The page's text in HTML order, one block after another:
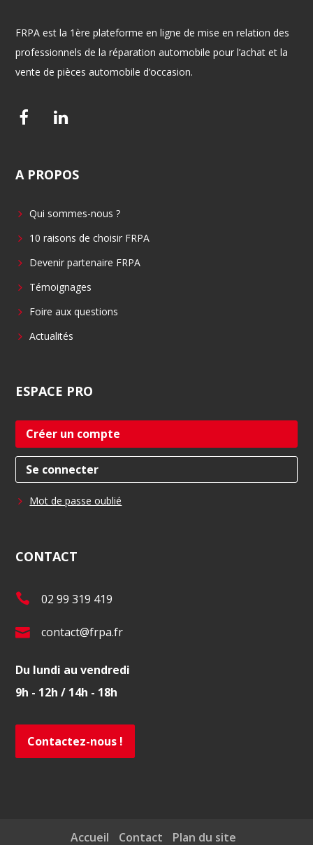
FRPA est la 1ère plateforme en ligne de mise en relation des
professionnels de la réparation automobile pour l’achat et la
vente de pièces automobile d’occasion.
F
e
o
o
L
k
d
i
A PROPOS
Qui sommes-nous ?
10 raisons de choisir FRPA
Devenir partenaire FRPA
Témoignages
Foire aux questions
Actualités
ESPACE PRO
Créer un compte
Se connecter
Mot de passe oublié
CONTACT
T
l
.
:
02 99 319 419
E
m
a
:
contact@frpa.fr
Du lundi au vendredi
9h - 12h / 14h - 18h
Contactez-nous !
Accueil Contact Plan du site